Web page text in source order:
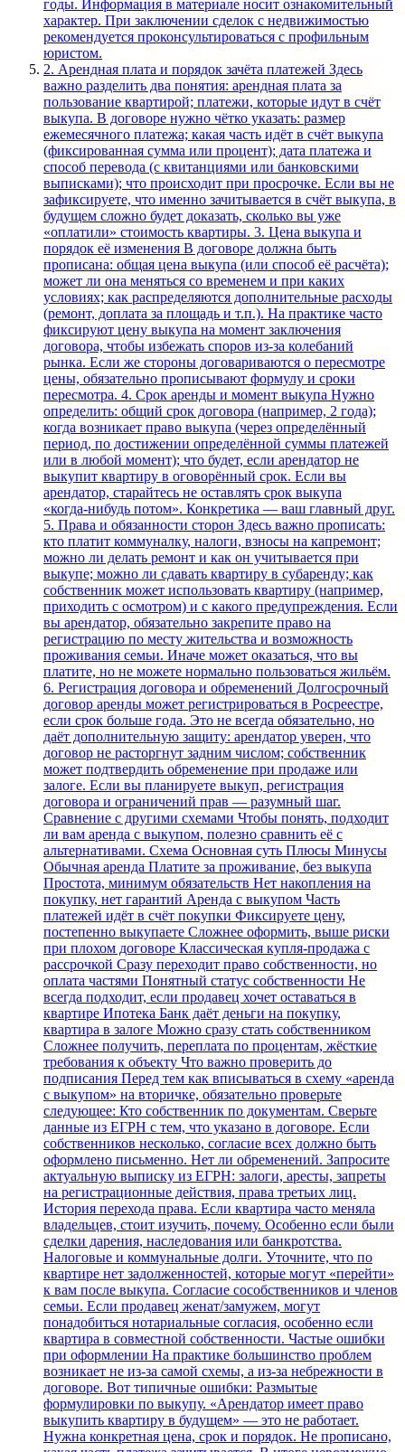
годы. Информация в материале носит ознакомительный
характер. При заключении сделок с недвижимостью
рекомендуется проконсультироваться с профильным
юристом.
2. Арендная плата и порядок зачёта платежей Здесь
важно разделить два понятия: арендная плата за
пользование квартирой; платежи, которые идут в счёт
выкупа. В договоре нужно чётко указать: размер
ежемесячного платежа; какая часть идёт в счёт выкупа
(фиксированная сумма или процент); дата платежа и
способ перевода (с квитанциями или банковскими
выписками); что происходит при просрочке. Если вы не
зафиксируете, что именно зачитывается в счёт выкупа, в
будущем сложно будет доказать, сколько вы уже
«оплатили» стоимость квартиры. 3. Цена выкупа и
порядок её изменения В договоре должна быть
прописана: общая цена выкупа (или способ её расчёта);
может ли она меняться со временем и при каких
условиях; как распределяются дополнительные расходы
(ремонт, доплата за площадь и т.п.). На практике часто
фиксируют цену выкупа на момент заключения
договора, чтобы избежать споров из‑за колебаний
рынка. Если же стороны договариваются о пересмотре
цены, обязательно прописывают формулу и сроки
пересмотра. 4. Срок аренды и момент выкупа Нужно
определить: общий срок договора (например, 2 года);
когда возникает право выкупа (через определённый
период, по достижении определённой суммы платежей
или в любой момент); что будет, если арендатор не
выкупит квартиру в оговорённый срок. Если вы
арендатор, старайтесь не оставлять срок выкупа
«когда‑нибудь потом». Конкретика — ваш главный друг.
5. Права и обязанности сторон Здесь важно прописать:
кто платит коммуналку, налоги, взносы на капремонт;
можно ли делать ремонт и как он учитывается при
выкупе; можно ли сдавать квартиру в субаренду; как
собственник может использовать квартиру (например,
приходить с осмотром) и с какого предупреждения. Если
вы арендатор, обязательно закрепите право на
регистрацию по месту жительства и возможность
проживания семьи. Иначе может оказаться, что вы
платите, но не можете нормально пользоваться жильём.
6. Регистрация договора и обременений Долгосрочный
договор аренды может регистрироваться в Росреестре,
если срок больше года. Это не всегда обязательно, но
даёт дополнительную защиту: арендатор уверен, что
договор не расторгнут задним числом; собственник
может подтвердить обременение при продаже или
залоге. Если вы планируете выкуп, регистрация
договора и ограничений прав — разумный шаг.
Сравнение с другими схемами Чтобы понять, подходит
ли вам аренда с выкупом, полезно сравнить её с
альтернативами. Схема Основная суть Плюсы Минусы
Обычная аренда Платите за проживание, без выкупа
Простота, минимум обязательств Нет накопления на
покупку, нет гарантий Аренда с выкупом Часть
платежей идёт в счёт покупки Фиксируете цену,
постепенно выкупаете Сложнее оформить, выше риски
при плохом договоре Классическая купля‑продажа с
рассрочкой Сразу переходит право собственности, но
оплата частями Понятный статус собственности Не
всегда подходит, если продавец хочет оставаться в
квартире Ипотека Банк даёт деньги на покупку,
квартира в залоге Можно сразу стать собственником
Сложнее получить, переплата по процентам, жёсткие
требования к объекту Что важно проверить до
подписания Перед тем как вписываться в схему «аренда
с выкупом» на вторичке, обязательно проверьте
следующее: Кто собственник по документам. Сверьте
данные из ЕГРН с тем, что указано в договоре. Если
собственников несколько, согласие всех должно быть
оформлено письменно. Нет ли обременений. Запросите
актуальную выписку из ЕГРН: залоги, аресты, запреты
на регистрационные действия, права третьих лиц.
История перехода права. Если квартира часто меняла
владельцев, стоит изучить, почему. Особенно если были
сделки дарения, наследования или банкротства.
Налоговые и коммунальные долги. Уточните, что по
квартире нет задолженностей, которые могут «перейти»
к вам после выкупа. Согласие сособственников и членов
семьи. Если продавец женат/замужем, могут
понадобиться нотариальные согласия, особенно если
квартира в совместной собственности. Частые ошибки
при оформлении На практике большинство проблем
возникает не из‑за самой схемы, а из‑за небрежности в
договоре. Вот типичные ошибки: Размытые
формулировки по выкупу. «Арендатор имеет право
выкупить квартиру в будущем» — это не работает.
Нужна конкретная цена, срок и порядок. Не прописано,